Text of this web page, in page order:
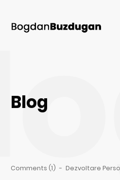
Blog
Comments (1) - Dezvoltare